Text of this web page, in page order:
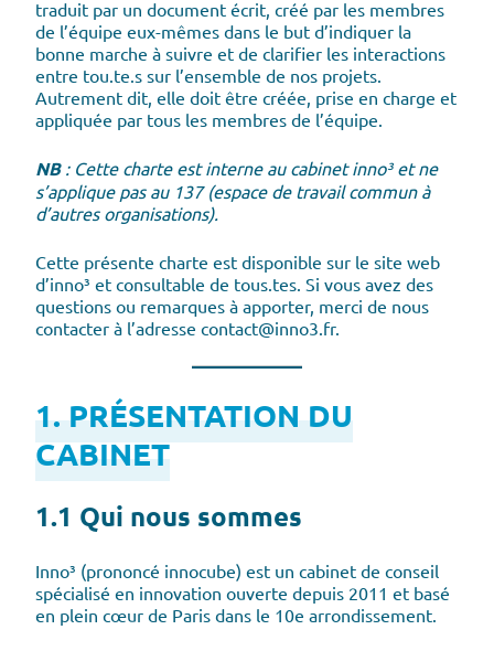
traduit par un document écrit, créé par les membres
de l’équipe eux-mêmes dans le but d’indiquer la
bonne marche à suivre et de clarifier les interactions
entre tou.te.s sur l’ensemble de nos projets.
Autrement dit, elle doit être créée, prise en charge et
appliquée par tous les membres de l’équipe.
NB: Cette charte est interne au cabinet inno³ et ne
s’applique pas au 137 (espace de travail commun à
d’autres organisations).
Cette présente charte est disponible sur le site web
d’inno³ et consultable de tous.tes. Si vous avez des
questions ou remarques à apporter, merci de nous
contacter à l’adresse contact@inno3.fr.
1. PRÉSENTATION DU
CABINET
1.1 Qui nous sommes
Inno³ (prononcé innocube) est un cabinet de conseil
spécialisé en innovation ouverte depuis 2011 et basé
en plein cœur de Paris dans le 10e arrondissement.